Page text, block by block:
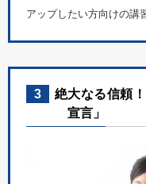
アップしたい方向けの講
3
絶大なる信頼
宣言」